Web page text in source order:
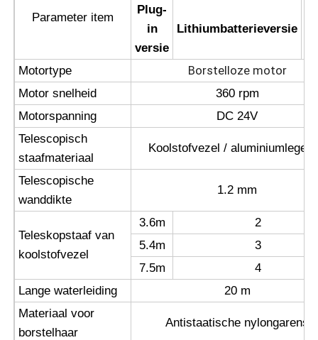
Omgekeerde Osmosemachine
Zonnepaneel Schoonmakende Robot
Energieopslag Geluidsbarrière
Parameter item
Plug-
in
versie
Lithiumbatterieversie
Motortype
Borstelloze motor
Motor snelheid
360 rpm
Motorspanning
DC 24V
Telescopisch
staafmateriaal
Koolstofvezel /
Telescopische
wanddikte
1.2 mm
Teleskopstaaf van
koolstofvezel
3.6m
2
5.4m
3
7.5m
4
Lange waterleiding
20 m
Materiaal voor
borstelhaar
Antistaatische nylongarens